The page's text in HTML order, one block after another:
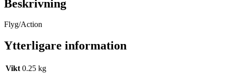
Beskrivning
Flyg/Action
Ytterligare information
Vikt 0.25 kg